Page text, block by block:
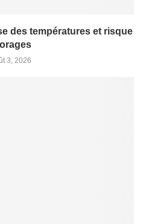
des températures et risque
3, 2026